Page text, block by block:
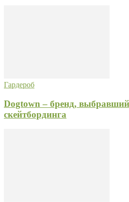
Гардероб
Dogtown – бренд,
скейтбординга